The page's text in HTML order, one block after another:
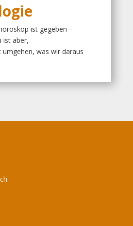
ist gegeben –
ist aber,
was wir daraus